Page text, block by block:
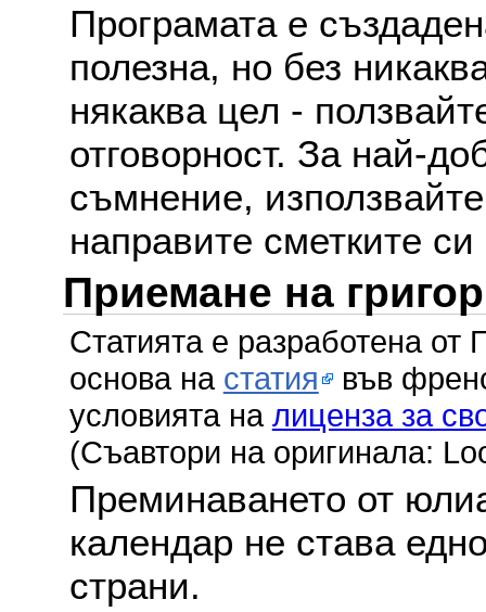
Програмата е
полезна, но без
някаква цел -
отговорност. За най-
съмнение,
направите сметките
Приемане на
Статията е разработена
основа на статия във
условията на лиценза за
(Съавтори на оригинала:
Преминаването от
календар не става
страни.